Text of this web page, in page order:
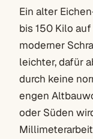
Ein alter
bis 150 Kilo
moderner
leichter, dafür
durch keine
engen
oder Süden